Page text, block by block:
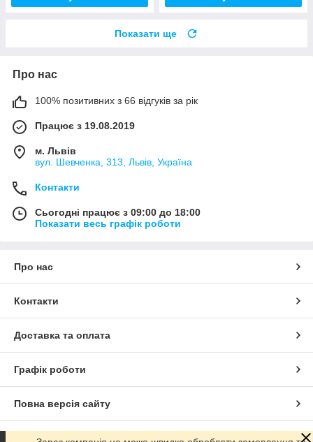
Показати ще
Про нас
100% позитивних з 66 відгуків за рік
Працює з 19.08.2019
м. Львів
вул. Шевченка, 313, Львів, Україна
Контакти
Сьогодні працює з 09:00 до 18:00
Показати весь графік роботи
Про нас
Контакти
Доставка та оплата
Графік роботи
Повна версія сайту
Сайт створено на маркетплейсі Prom.ua